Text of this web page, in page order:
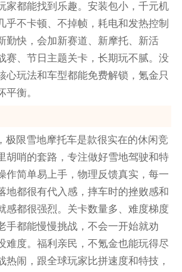
家都能找到乐趣。安装包小，千元机
乎不卡顿、不掉帧，耗电和发热控制
勤快，会加新赛道、新摩托、新活
赛、节日主题关卡，长期玩不腻。没
心玩法和车型都能免费解锁，氪金只
平衡。
极限雪地摩托车是款很实在的休闲竞
胡哨的套路，专注做好雪地驾驶和特
作简单易上手，物理反馈真实，每一
地都很有代入感，摔车时的挫败感和
感都很强烈。关卡数量多、难度梯度
手都能慢慢挑战，不会一开始就劝
难度。福利亲民，不氪金也能玩得尽
热闹，跟全球玩家比拼速度和特技，